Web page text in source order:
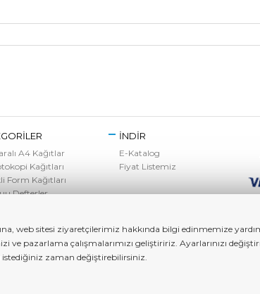
A4 Kağıtlar
Kağıtları
Form Kağıtları
Defterler
İNDİR
E-Katalog
Fiyat Listemiz
web sitesi ziyaretçilerimiz hakkında bilgi edinmemize
pazarlama çalışmalarımızı geliştiririz. Ayarlarınızı
zaman değiştirebilirsiniz.